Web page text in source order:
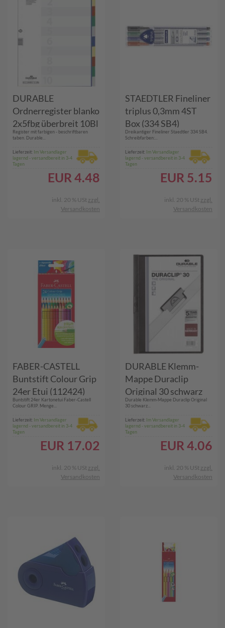
DURABLE
Ordnerregister blanko
2x5fbg überbreit 10Bl
(674727)
Register mit farbigen - beschriftbaren
taben. Durable...
Lieferzeit: Im Versandlager
lagernd - versandbereit in 3-4
Tagen
EUR 4.48
inkl. 20 % USt zzgl.
Versandkosten
STAEDTLER Fineliner
triplus 0,3mm 4ST
Box (334 SB4)
Dreikantiger Fineliner Staedtler 334 SB4.
Schreibfarben:...
Lieferzeit: Im Versandlager
lagernd - versandbereit in 3-4
Tagen
EUR 5.15
inkl. 20 % USt zzgl.
Versandkosten
FABER-CASTELL
Buntstift Colour Grip
24er Etui (112424)
Buntstift 24er Kartonetui Faber-Castell
Colour GRIP. Menge...
Lieferzeit: Im Versandlager
lagernd - versandbereit in 3-4
Tagen
EUR 17.02
inkl. 20 % USt zzgl.
Versandkosten
DURABLE Klemm-
Mappe Duraclip
Original 30 schwarz
(220001)
Durable Klemm-Mappe Duraclip Original
30 schwarz...
Lieferzeit: Im Versandlager
lagernd - versandbereit in 3-4
Tagen
EUR 4.06
inkl. 20 % USt zzgl.
Versandkosten